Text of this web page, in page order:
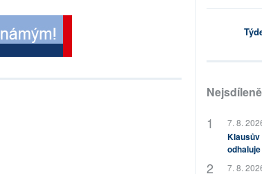
7. 8.
Klausův
7. 8.